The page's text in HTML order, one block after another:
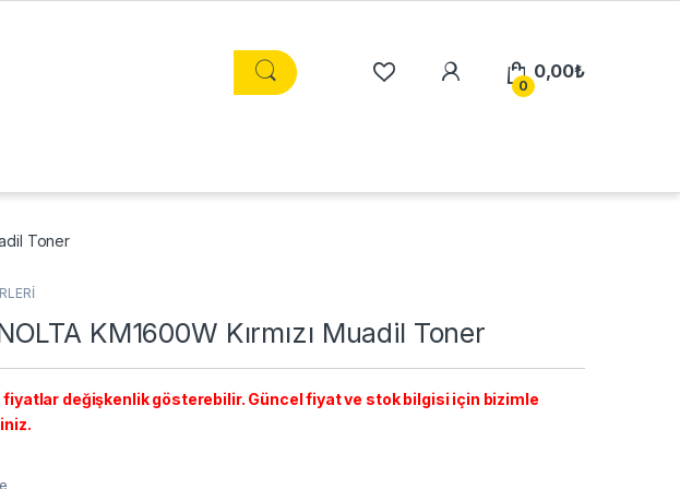
0
0,00₺
Toner
KM1600W Kırmızı Muadil Toner
fiyatlar değişkenlik gösterebilir. Güncel fiyat ve stok bilgisi için bizimle